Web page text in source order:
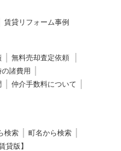
賃貸リフォーム事例
無料売却査定依頼
諸費用
仲介手数料について
検索
町名から検索
貸版】